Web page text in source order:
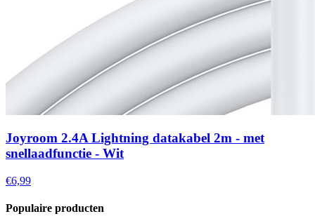
Joyroom 2.4A Lightning datakabel 2m - met
snellaadfunctie - Wit
€6,99
Populaire producten